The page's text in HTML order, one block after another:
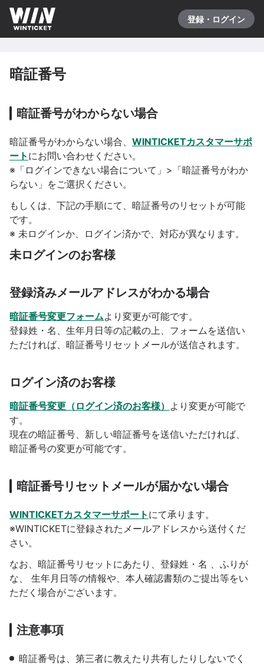
登録・ログイン
暗証番号
暗証番号がわからない場合
暗証番号がわからない場合、 WINTICKETカスタマーサポ
ート にお問い合わせください。
※「ログインできない場合について」>「暗証番号がわか
らない」をご選択ください。
もしくは、下記の手順にて、暗証番号のリセットが可能
です。
※ 未ログインか、ログイン済かで、対応が異なります。
未ログインのお客様
登録済みメールアドレスがわかる場合
暗証番号変更フォームより変更が可能です。
登録姓・名、生年月日等の記載の上、フォームを送信い
ただければ、暗証番号リセットメールが送信されます。
ログイン済のお客様
暗証番号変更（ログイン済のお客様） より変更が可能で
す。
現在の暗証番号、新しい暗証番号を送信いただければ、
暗証番号の変更が可能です。
暗証番号リセットメールが届かない場合
WINTICKETカスタマーサポート にて承ります。
※WINTICKETに登録されたメールアドレスから送付くだ
さい。
なお、暗証番号リセットにあたり、登録姓・名 、ふりが
な、 生年月日等の情報や、本人確認書類のご提出等をい
ただく場合がございます。
注意事項
暗証番号は、第三者に教えたり共有したりしないでく